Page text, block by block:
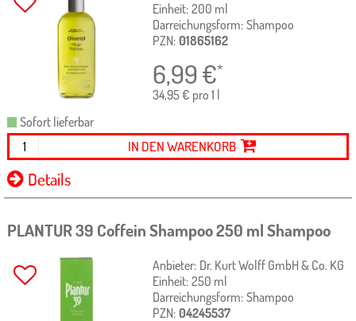
Einheit: 200 ml
Darreichungsform: Shampoo
PZN: 01865162
6,99€*
34,95 € pro 1 l
Sofort lieferbar
IN DEN WARENKORB
Details
PLANTUR 39 Coffein Shampoo250 mlShampoo
Anbieter: Dr. Kurt Wolff GmbH & Co. KG
Einheit: 250 ml
Darreichungsform: Shampoo
PZN: 04245537